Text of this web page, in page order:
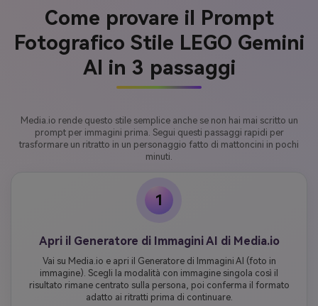
Come provare il Prompt
Fotografico Stile LEGO Gemini
AI in 3 passaggi
Media.io rende questo stile semplice anche se non hai mai scritto un
prompt per immagini prima. Segui questi passaggi rapidi per
trasformare un ritratto in un personaggio fatto di mattoncini in pochi
minuti.
1
Apri il Generatore di Immagini AI di Media.io
Vai su Media.io e apri il Generatore di Immagini AI (foto in
immagine). Scegli la modalità con immagine singola così il
risultato rimane centrato sulla persona, poi conferma il formato
adatto ai ritratti prima di continuare.